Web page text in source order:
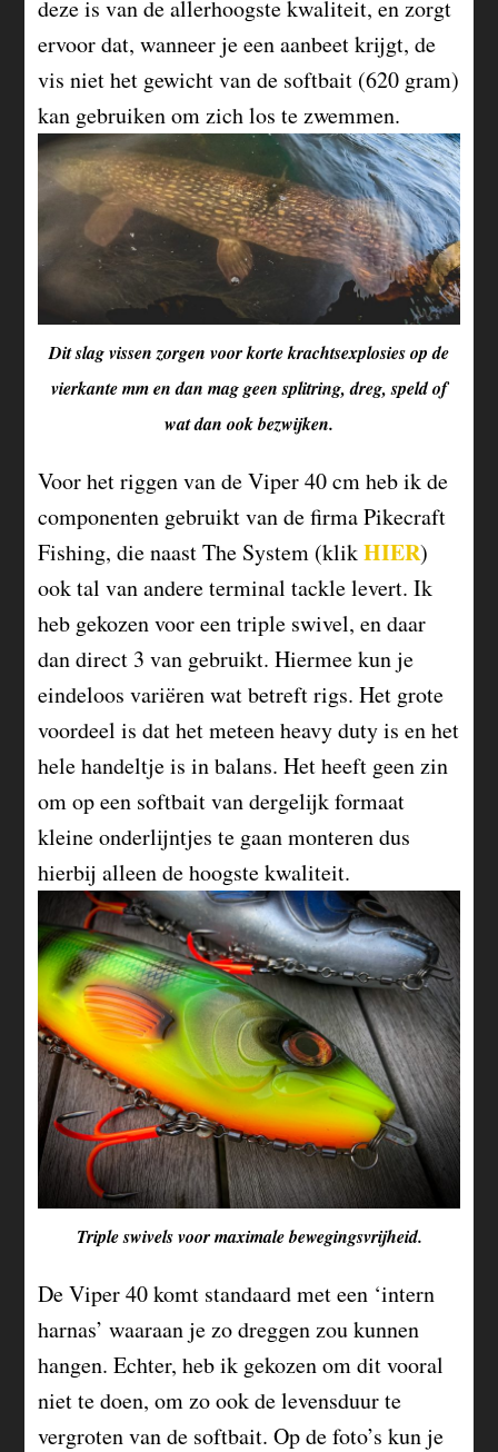
deze is van de allerhoogste kwaliteit, en zorgt
ervoor dat, wanneer je een aanbeet krijgt, de
vis niet het gewicht van de softbait (620 gram)
kan gebruiken om zich los te zwemmen.
Dit slag vissen zorgen voor korte krachtsexplosies op de
vierkante mm en dan mag geen splitring, dreg, speld of
wat dan ook bezwijken.
Voor het riggen van de Viper 40 cm heb ik de
componenten gebruikt van de firma Pikecraft
Fishing, die naast The System (klikHIER)
ook tal van andere terminal tackle levert. Ik
heb gekozen voor een triple swivel, en daar
dan direct 3 van gebruikt. Hiermee kun je
eindeloos variëren wat betreft rigs. Het grote
voordeel is dat het meteen heavy duty is en het
hele handeltje is in balans. Het heeft geen zin
om op een softbait van dergelijk formaat
kleine onderlijntjes te gaan monteren dus
hierbij alleen de hoogste kwaliteit.
Triple swivels voor maximale bewegingsvrijheid.
De Viper 40 komt standaard met een ‘intern
harnas’ waaraan je zo dreggen zou kunnen
hangen. Echter, heb ik gekozen om dit vooral
niet te doen, om zo ook de levensduur te
vergroten van de softbait. Op de foto’s kun je